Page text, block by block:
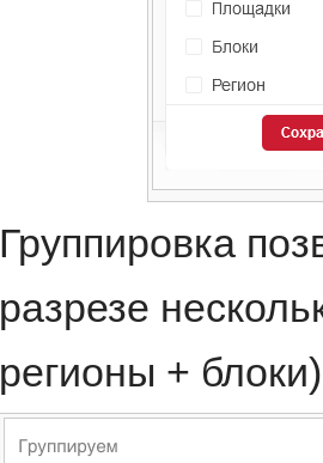
Группировка
разрезе
регионы +